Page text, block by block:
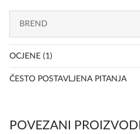
BREND
OCJENE (1)
ČESTO POSTAVLJENA PITANJA
POVEZANI PROIZVODI